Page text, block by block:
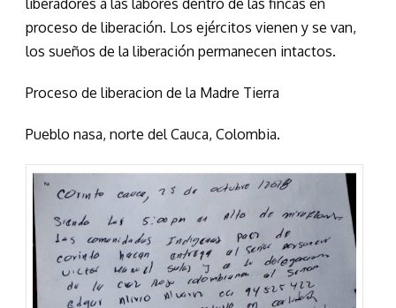
liberadores a las labores dentro de las fincas en
proceso de liberación. Los ejércitos vienen y se van,
los sueños de la liberación permanecen intactos.
Proceso de liberacion de la Madre Tierra
Pueblo nasa, norte del Cauca, Colombia.